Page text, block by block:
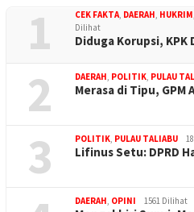
1 CEK FAKTA, DAERAH, HUKRIM,
Dilihat
Diduga Korupsi,
2 DAERAH, POLITIK, PULAU
Merasa di Tipu,
3 POLITIK, PULAU TALIABU
Lifinus Setu: DPRD
DAERAH, OPINI 1561 Dilihat